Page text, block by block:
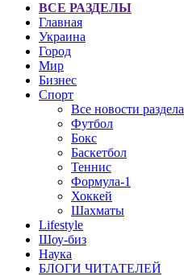
ВСЕ РАЗДЕЛЫ
Главная
Украина
Город
Мир
Бизнес
Спорт
Все новости раздела
Футбол
Бокс
Баскетбол
Теннис
Формула-1
Хоккей
Шахматы
Lifestyle
Шоу-биз
Наука
БЛОГИ ЧИТАТЕЛЕЙ